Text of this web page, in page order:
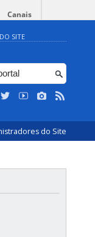
Canais
SITE
do Site